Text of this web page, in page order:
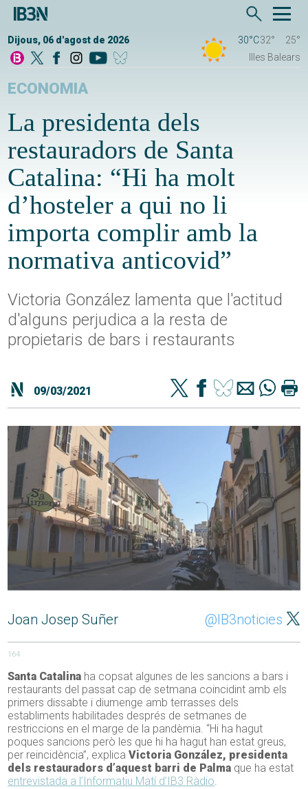
Dijous, 06 d'agost de 2026 30°C32°
25°
Illes Balears
ECONOMIA
La presidenta dels
restauradors de Santa
Catalina: “Hi ha molt
d’hosteler a qui no li
importa complir amb la
normativa anticovid”
Victoria González lamenta que l'actitud
d'alguns perjudica a la resta de
propietaris de bars i restaurants
09/03/2021
Joan Josep Suñer @IB3noticies
164
Santa Catalina ha copsat algunes de les sancions a bars i
restaurants del passat cap de setmana coincidint amb els
primers dissabte i diumenge amb terrasses dels
establiments habilitades després de setmanes de
restriccions en el marge de la pandèmia. “Hi ha hagut
poques sancions però les que hi ha hagut han estat greus,
per reincidència”, explicaVictoria González, presidenta
dels restauradors d’aquest barri de Palma que ha estat
entrevistada a l’Informatiu Matí d’IB3 Ràdio.